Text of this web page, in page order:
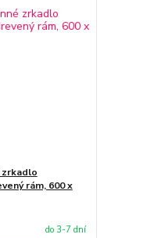
rám, 600 x
do 3-7 dní